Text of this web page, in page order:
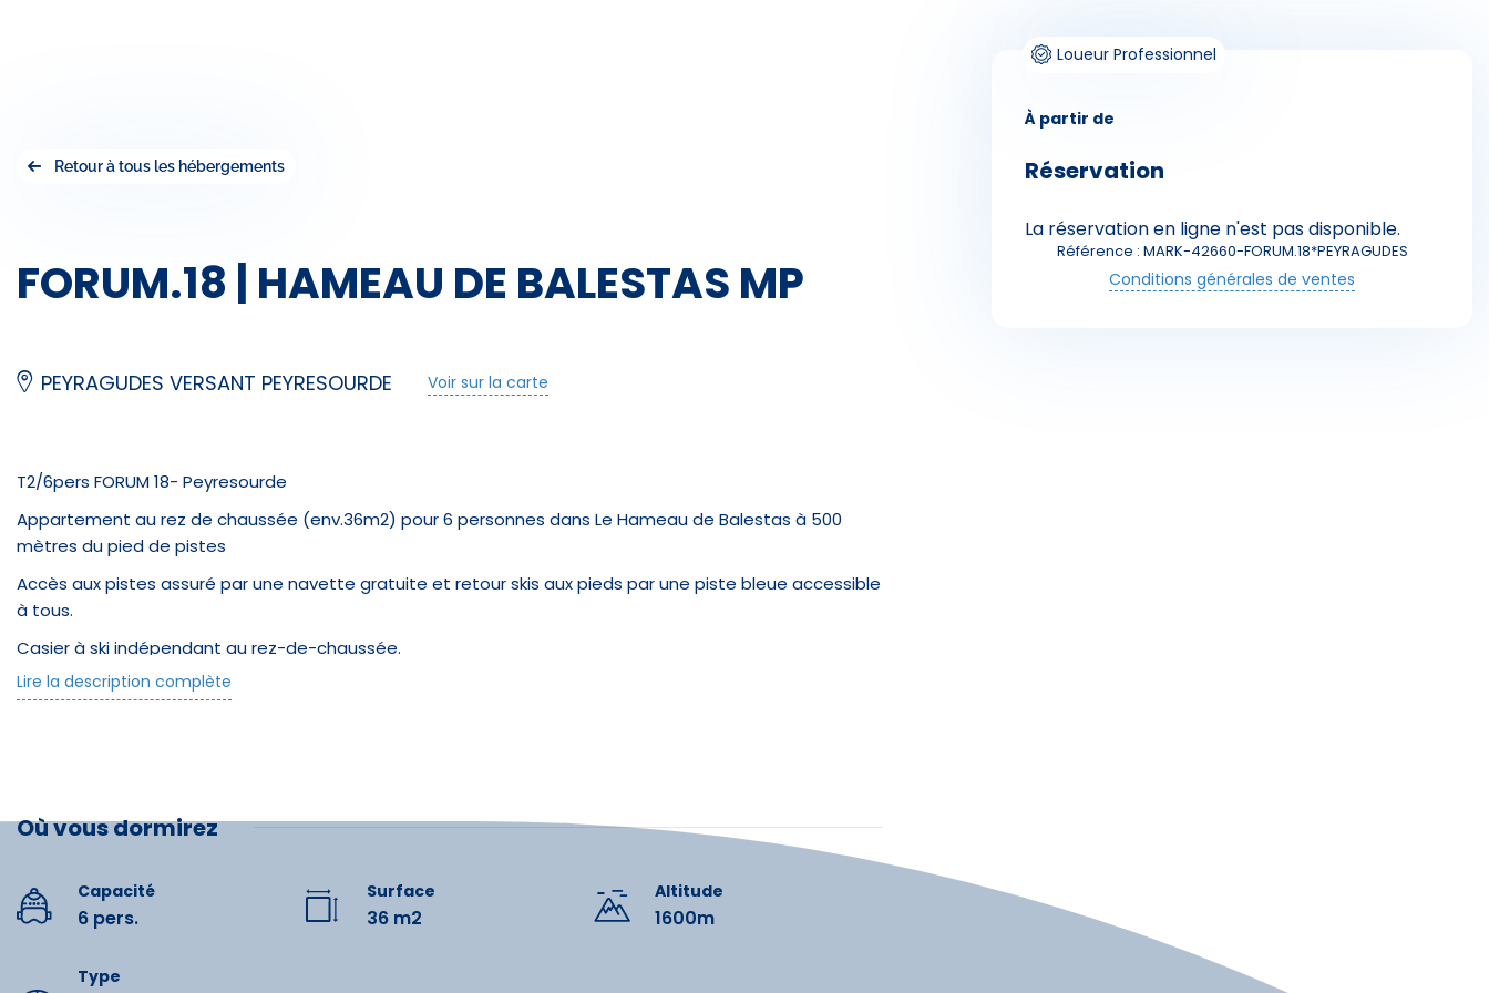
Retour à tous les hébergements
FORUM.18 | HAMEAU DE BALESTAS MP
PEYRAGUDES VERSANT PEYRESOURDE Voir sur la carte
T2/6pers FORUM 18- Peyresourde
Appartement au rez de chaussée (env.36m2) pour 6 personnes dans Le Hameau de Balestas à 500
mètres du pied de pistes
Accès aux pistes assuré par une navette gratuite et retour skis aux pieds par une piste bleue accessible
à tous.
Casier à ski indépendant au rez-de-chaussée.
Séjour avec grand balcon, 1 canapé-lit gigogne et télévision.
Coin cuisine équipée d'une plaque vitrocéramique, four multifonction, lave-vaisselle, réfrigérateur et lave
Salle de bain avec baignoire et wc séparés.
Casier à ski indépendant au rez-de-chaussée.
Possibilité d'avoir un accès wifi dans l'appartement (payant)
Lire la description complète
Où vous dormirez
Capacité
6 pers.
Surface
36 m2
Altitude
1600m
Type
Restauration
Loueur Professionnel
À partir de
Réservation
La réservation en ligne n'est pas disponible.
Référence : MARK-42660-FORUM.18*PEYRAGUDES
Conditions générales de ventes